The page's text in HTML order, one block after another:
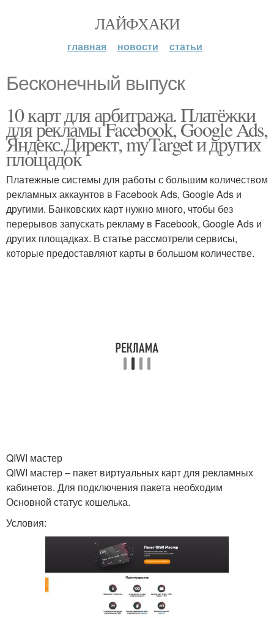
ЛАЙФХАКИ
главная новости статьи
Бесконечный выпуск
10 карт для арбитража. Платёжки
для рекламы Facebook, Google Ads,
Яндекс.Директ, myTarget и других
площадок
Платежные системы для работы с большим количеством
рекламных аккаунтов в Facebook Ads, Google Ads и
другими. Банковских карт нужно много, чтобы без
перерывов запускать рекламу в Facebook, Google Ads и
других площадках. В статье рассмотрели сервисы,
которые предоставляют карты в большом количестве.
QIWI мастер
QIWI мастер – пакет виртуальных карт для рекламных
кабинетов. Для подключения пакета необходим
Основной статус кошелька.
Условия: